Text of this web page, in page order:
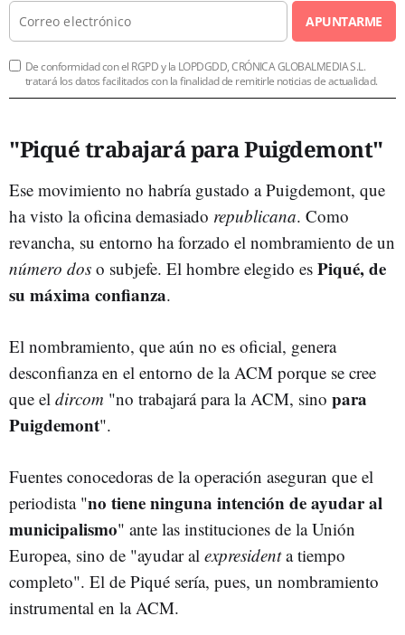
APUNTARME
De conformidad con el RGPD y la LOPDGDD, CRÓNICA GLOBALMEDIA S.L.
tratará los datos facilitados con la finalidad de remitirle noticias de actualidad.
"Piqué trabajará para Puigdemont"
Ese movimiento no habría gustado a Puigdemont, que
ha visto la oficina demasiado republicana. Como
revancha, su entorno ha forzado el nombramiento de un
número dos o subjefe. El hombre elegido es Piqué, de
su máxima confianza.
El nombramiento, que aún no es oficial, genera
desconfianza en el entorno de la ACM porque se cree
que el dircom "no trabajará para la ACM, sino para
Puigdemont".
Fuentes conocedoras de la operación aseguran que el
periodista "no tiene ninguna intención de ayudar al
municipalismo" ante las instituciones de la Unión
Europea, sino de "ayudar al expresidenta tiempo
completo". El de Piqué sería, pues, un nombramiento
instrumental en la ACM.